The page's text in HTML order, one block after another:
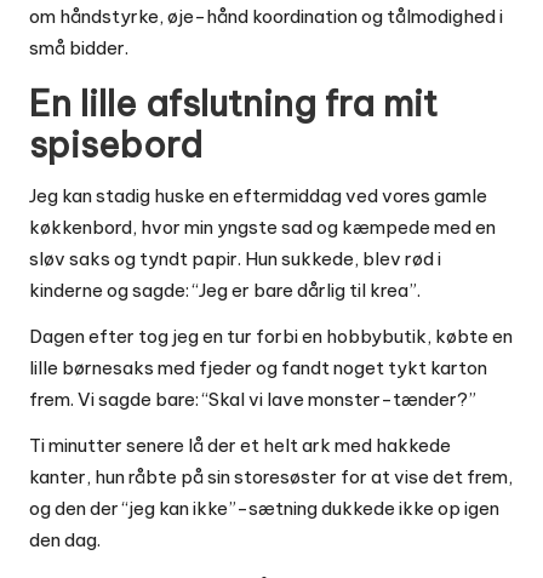
om håndstyrke, øje-hånd koordination og tålmodighed i
små bidder.
En lille afslutning fra mit
spisebord
Jeg kan stadig huske en eftermiddag ved vores gamle
køkkenbord, hvor min yngste sad og kæmpede med en
sløv saks og tyndt papir. Hun sukkede, blev rød i
kinderne og sagde: “Jeg er bare dårlig til krea”.
Dagen efter tog jeg en tur forbi en hobbybutik, købte en
lille børnesaks med fjeder og fandt noget tykt karton
frem. Vi sagde bare: “Skal vi lave monster-tænder?”
Ti minutter senere lå der et helt ark med hakkede
kanter, hun råbte på sin storesøster for at vise det frem,
og den der “jeg kan ikke”-sætning dukkede ikke op igen
den dag.